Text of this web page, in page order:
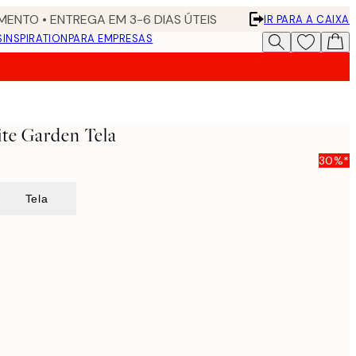
• ENTREGA EM 3-6 DIAS ÚTEIS
IR PARA A CAIXA
INSPIRATIONPARA EMPRESAS
Garden Tela
30%*
Tela